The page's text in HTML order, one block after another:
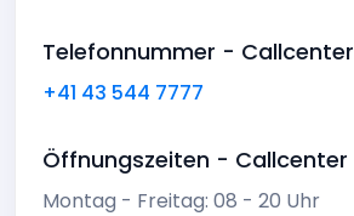
Telefonnummer - Callcenter
+41 43 544 7777
Öffnungszeiten - Callcenter
Montag - Freitag: 08 - 20 Uhr